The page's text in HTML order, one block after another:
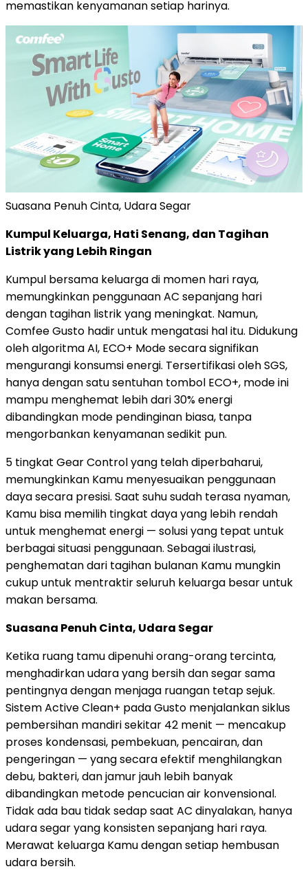
memastikan kenyamanan setiap harinya.
Suasana Penuh Cinta, Udara Segar
Kumpul Keluarga, Hati Senang, dan Tagihan
Listrik yang Lebih Ringan
Kumpul bersama keluarga di momen hari raya,
memungkinkan penggunaan AC sepanjang hari
dengan tagihan listrik yang meningkat. Namun,
Comfee Gusto hadir untuk mengatasi hal itu. Didukung
oleh algoritma AI, ECO+ Mode secara signifikan
mengurangi konsumsi energi. Tersertifikasi oleh SGS,
hanya dengan satu sentuhan tombol ECO+, mode ini
mampu menghemat lebih dari 30% energi
dibandingkan mode pendinginan biasa, tanpa
mengorbankan kenyamanan sedikit pun.
5 tingkat Gear Control yang telah diperbaharui,
memungkinkan Kamu menyesuaikan penggunaan
daya secara presisi. Saat suhu sudah terasa nyaman,
Kamu bisa memilih tingkat daya yang lebih rendah
untuk menghemat energi — solusi yang tepat untuk
berbagai situasi penggunaan. Sebagai ilustrasi,
penghematan dari tagihan bulanan Kamu mungkin
cukup untuk mentraktir seluruh keluarga besar untuk
makan bersama.
Suasana Penuh Cinta, Udara Segar
Ketika ruang tamu dipenuhi orang-orang tercinta,
menghadirkan udara yang bersih dan segar sama
pentingnya dengan menjaga ruangan tetap sejuk.
Sistem Active Clean+ pada Gusto menjalankan siklus
pembersihan mandiri sekitar 42 menit — mencakup
proses kondensasi, pembekuan, pencairan, dan
pengeringan — yang secara efektif menghilangkan
debu, bakteri, dan jamur jauh lebih banyak
dibandingkan metode pencucian air konvensional.
Tidak ada bau tidak sedap saat AC dinyalakan, hanya
udara segar yang konsisten sepanjang hari raya.
Merawat keluarga Kamu dengan setiap hembusan
udara bersih.